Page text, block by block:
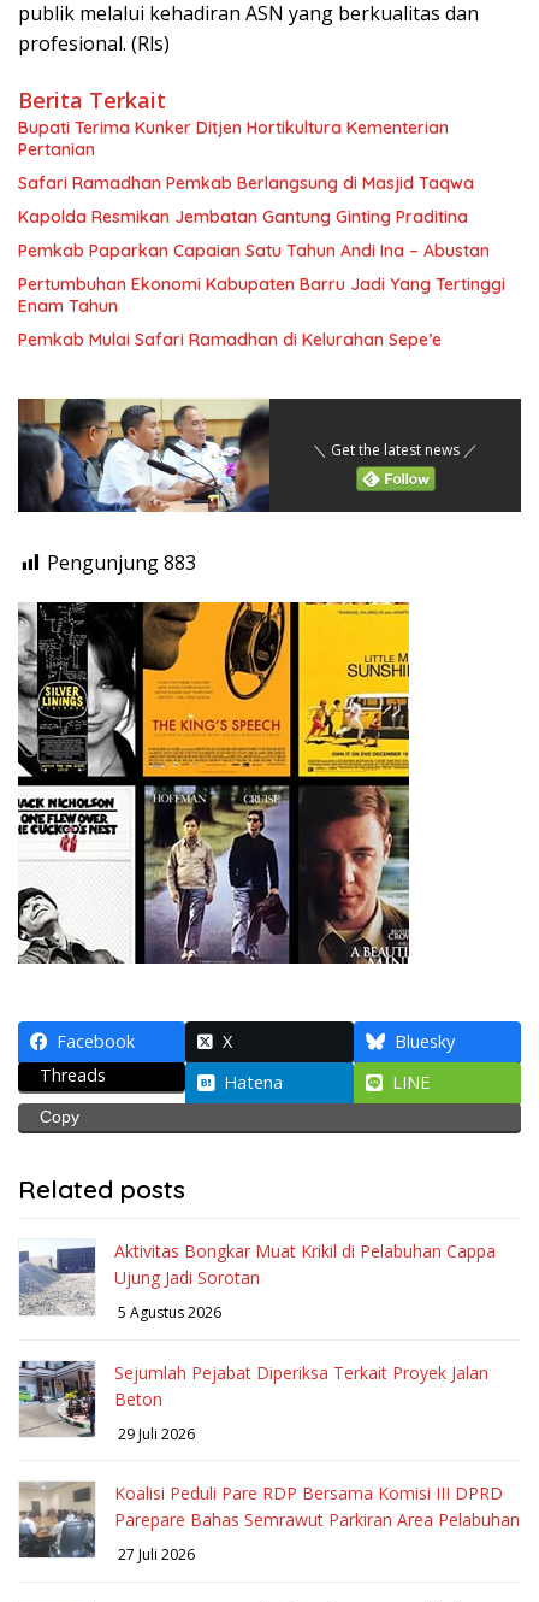
publik melalui kehadiran ASN yang berkualitas dan
profesional. (Rls)
Berita Terkait
Bupati Terima Kunker Ditjen Hortikultura Kementerian
Pertanian
Safari Ramadhan Pemkab Berlangsung di Masjid Taqwa
Kapolda Resmikan Jembatan Gantung Ginting Praditina
Pemkab Paparkan Capaian Satu Tahun Andi Ina – Abustan
Pertumbuhan Ekonomi Kabupaten Barru Jadi Yang Tertinggi
Enam Tahun
Pemkab Mulai Safari Ramadhan di Kelurahan Sepe’e
＼ Get the latest news ／
Pengunjung883
Facebook X
Bluesky
Threads
Hatena LINE
Copy
Related posts
Aktivitas Bongkar Muat Krikil di Pelabuhan Cappa
Ujung Jadi Sorotan
5 Agustus 2026
Sejumlah Pejabat Diperiksa Terkait Proyek Jalan
Beton
29 Juli 2026
Koalisi Peduli Pare RDP Bersama Komisi III DPRD
Parepare Bahas Semrawut Parkiran Area Pelabuhan
27 Juli 2026